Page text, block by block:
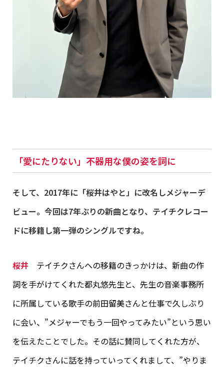
「愛にたりない」不器用な僕の姿を詞に
そして、2017年に「桜井はやと」に改名しメジャーデ
ビュー。今回は7年ぶりの新曲となり、テイチクレコー
ドに移籍し第一弾のシングルですね。
桜井テイチクさんへの移籍のきっかけは、新曲の作
詞を手がけてくれた都丸悠先生と、先生の音楽事務所
に所属している歌手の前田留美さんと仕事で久しぶり
に会い、”メジャーでもう一回やってみたい”という思い
を伝えたことでした。その話に賛同してくれた方が、
テイチクさんに話を持っていってくれまして、”やりま